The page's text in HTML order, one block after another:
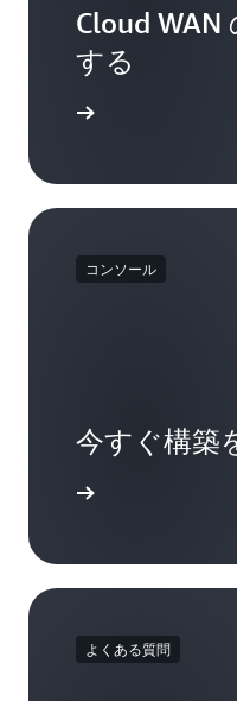
Cloud WAN
する
コンソール
今すぐ構築
よくある質問